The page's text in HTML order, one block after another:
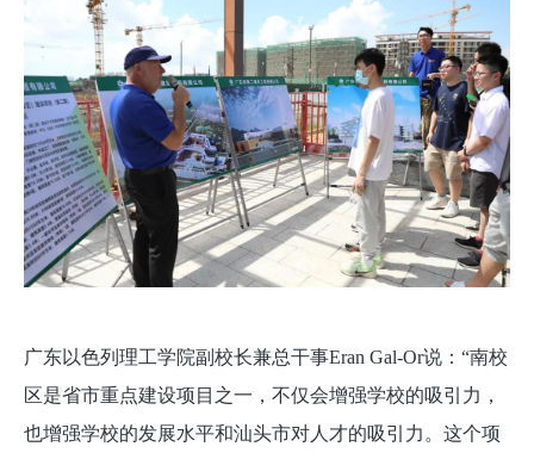
广东以色列理工学院副校长兼总干事Eran Gal-Or说：“南校
区是省市重点建设项目之一，不仅会增强学校的吸引力，
也增强学校的发展水平和汕头市对人才的吸引力。这个项